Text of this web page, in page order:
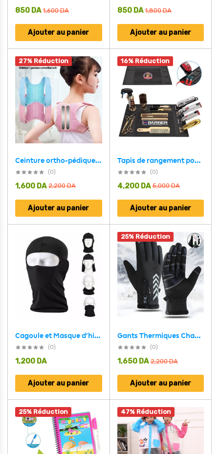
1,600DA
850 DA
Ajouter au panier
1,800DA
850 DA
Ajouter au panier
27% Réduction
Ceinture ortho-pédique et Correcteur de Posture pour Enfants
(0)
2,200DA
1,600 DA
Ajouter au panier
16% Réduction
Tapis de rangement pour outils de coiffeur magnétique flexible et antidérapant
(0)
5,000DA
4,200 DA
Ajouter au panier
Cagoule et Masque d’hiver complet pour Vélo, Moto, Ski
(0)
1,200 DA
Ajouter au panier
25% Réduction
Gants Thermiques Chaudes Hivernaux Cataphote Unisexe Screen Touch
(0)
2,200DA
1,650 DA
Ajouter au panier
25% Réduction 47% Réduction